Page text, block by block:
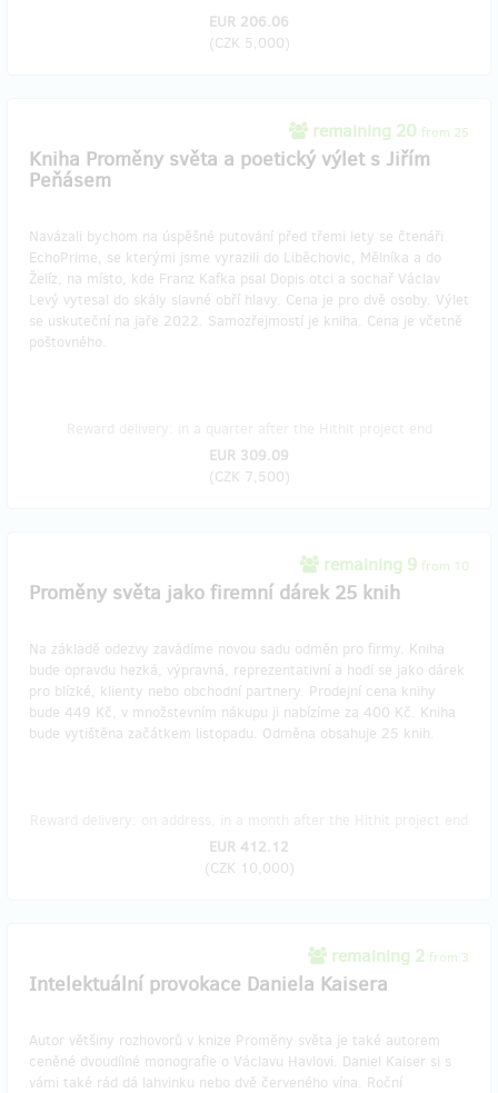
EUR 206.06
(CZK 5,000)
remaining 20 from 25
Kniha Proměny světa a poetický výlet s Jiřím
Peňásem
Navázali bychom na úspěšné putování před třemi lety se čtenáři
EchoPrime, se kterými jsme vyrazili do Liběchovic, Mělníka a do
Želíz, na místo, kde Franz Kafka psal Dopis otci a sochař Václav
Levý vytesal do skály slavné obří hlavy. Cena je pro dvě osoby. Výlet
se uskuteční na jaře 2022. Samozřejmostí je kniha. Cena je včetně
poštovného.
EUR 309.09
(CZK 7,500)
remaining 9 from 10
Proměny světa jako firemní dárek 25 knih
Na základě odezvy zavádíme novou sadu odměn pro firmy. Kniha
bude opravdu hezká, výpravná, reprezentativní a hodí se jako dárek
pro blízké, klienty nebo obchodní partnery. Prodejní cena knihy
bude 449 Kč, v množstevním nákupu ji nabízíme za 400 Kč. Kniha
bude vytištěna začátkem listopadu. Odměna obsahuje 25 knih.
EUR 412.12
(CZK 10,000)
remaining 2 from 3
Intelektuální provokace Daniela Kaisera
Autor většiny rozhovorů v knize Proměny světa je také autorem
ceněné dvoudílné monografie o Václavu Havlovi. Daniel Kaiser si s
vámi také rád dá lahvinku nebo dvě červeného vína. Roční